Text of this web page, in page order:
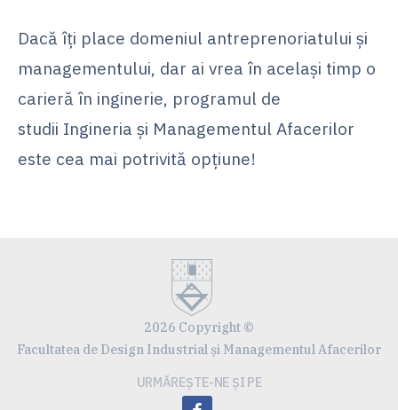
Dacă îți place domeniul antreprenoriatului și
managementului, dar ai vrea în același timp o
carieră în inginerie, programul de
studii Ingineria și Managementul Afacerilor
este cea mai potrivită opțiune!
2026 Copyright ©
Facultatea de Design Industrial și Managementul Afacerilor
URMĂREȘTE-NE ȘI PE